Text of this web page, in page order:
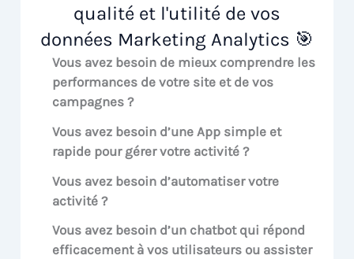
qualité et l'utilité de vos
données Marketing Analytics 🎯
Vous avez besoin de mieux comprendre les
performances de votre site et de vos
campagnes ?
Vous avez besoin d’une App simple et
rapide pour gérer votre activité ?
Vous avez besoin d’automatiser votre
activité ?
Vous avez besoin d’un chatbot qui répond
efficacement à vos utilisateurs ou assister